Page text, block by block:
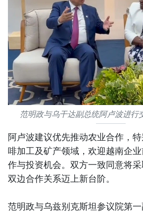
范明政与乌干达副总统阿卢波进行
阿卢波建议优先推动农业合作，
啡加工及矿产领域，欢迎越南企
作与投资机会。双方一致同意将
双边合作关系迈上新台阶。
范明政与乌兹别克斯坦参议院第